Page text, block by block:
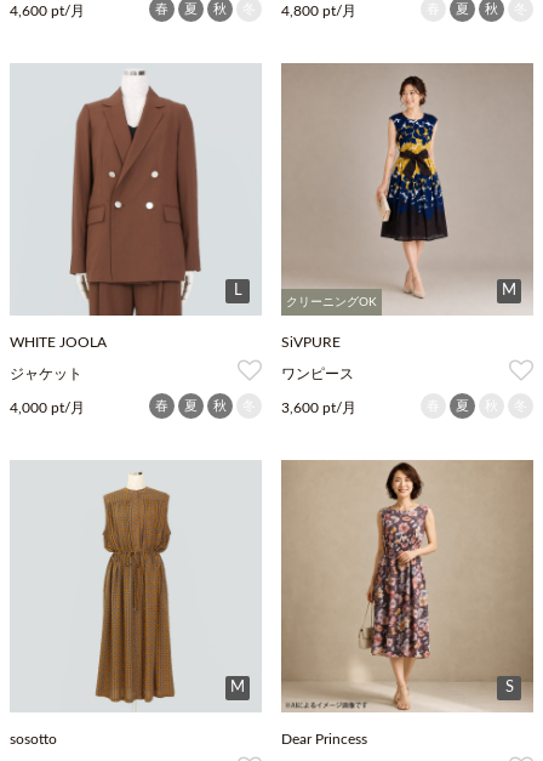
4,600 pt/月 春 夏 秋 4,800 pt/月 夏 秋
L
WHITE JOOLA
ジャケット
4,000 pt/月 春 夏 秋
クリーニングOK
M
SiVPURE
ワンピース
3,600 pt/月 夏
M
sosotto
S
Dear Princess